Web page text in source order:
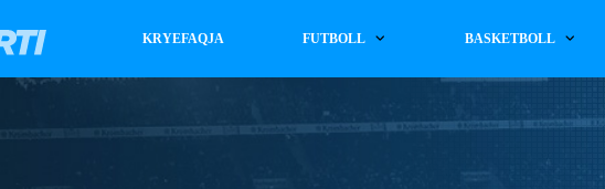
KRYEFAQJA FUTBOLL BASKETBOLL